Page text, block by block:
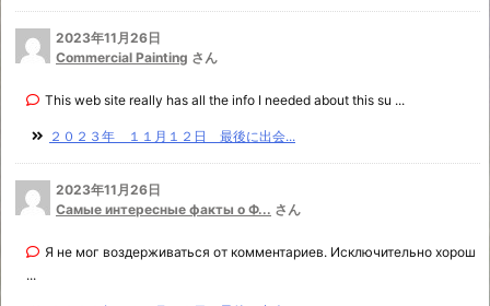
2023年11月26日
Commercial Painting さん
This web site really has all the info I needed about this su ...
２０２３年 １１月１２日 最後に出会...
2023年11月26日
Самые интересные факты о Ф... さん
Я не мог воздерживаться от комментариев. Исключительно хорош
...